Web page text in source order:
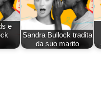
e
Sandra Bullock tradita
da suo marito